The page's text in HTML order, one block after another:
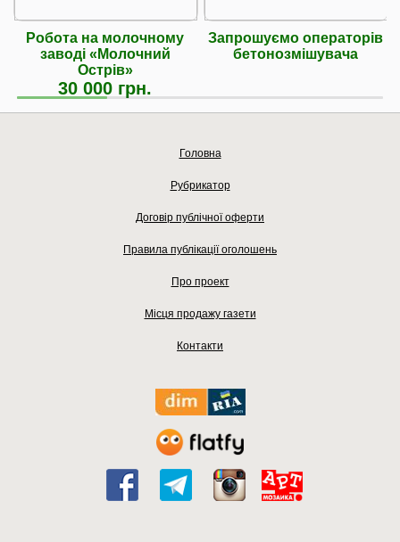
Робота на молочному
заводі «Молочний
Острів»
30 000 грн.
Запрошуємо операторів
бетонозмішувача
Головна
Рубрикатор
Договір публічної оферти
Правила публікації оголошень
Про проект
Місця продажу газети
Контакти